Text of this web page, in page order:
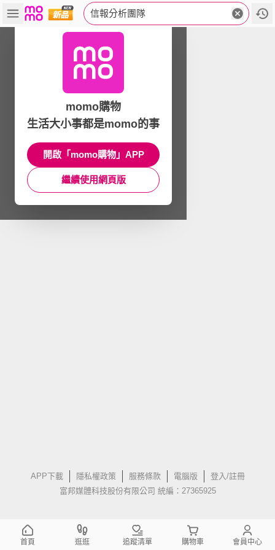
信報分析團隊
APP下載 隱私權政策 服務條款 電腦版
登入/註冊
富邦媒體科技股份有限公司 統編：27365925
momo購物
生活大小事都是momo的事
開啟「momo購物」APP
繼續使用網頁版
首頁 逛逛 追蹤清單 購物車 會員中心